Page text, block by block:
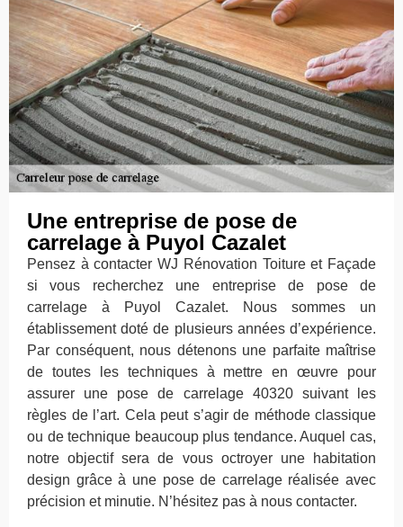
Une entreprise de pose de
carrelage à Puyol Cazalet
Pensez à contacter WJ Rénovation Toiture et Façade
si vous recherchez une entreprise de pose de
carrelage à Puyol Cazalet. Nous sommes un
établissement doté de plusieurs années d’expérience.
Par conséquent, nous détenons une parfaite maîtrise
de toutes les techniques à mettre en œuvre pour
assurer une pose de carrelage 40320 suivant les
règles de l’art. Cela peut s’agir de méthode classique
ou de technique beaucoup plus tendance. Auquel cas,
notre objectif sera de vous octroyer une habitation
design grâce à une pose de carrelage réalisée avec
précision et minutie. N’hésitez pas à nous contacter.